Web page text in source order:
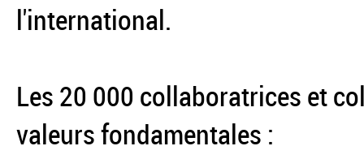
l'international.
Les 20 000 collaboratrices et
valeurs fondamentales :